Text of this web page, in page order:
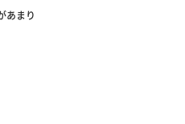
あまり